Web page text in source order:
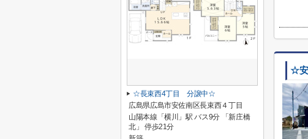
☆安
☆長束西4丁目 分譲中☆
広島県広島市安佐南区長束西４丁目
山陽本線「横川」駅 バス9分 「新庄橋
北」 停歩21分